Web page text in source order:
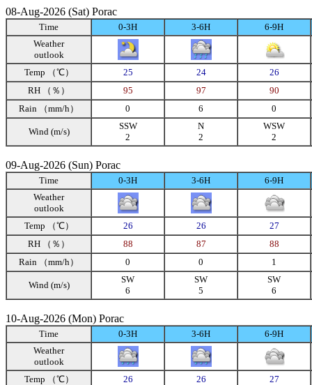
08-Aug-2026 (Sat) Porac
Time 0-3H 3-6H
6-9H
Weather
outlook
Temp （℃）
25 24
26
RH （％）
95 97
90
Rain （mm/h）
0 6 0
Wind (m/s)
SSW
2
N
2
WSW
2
09-Aug-2026 (Sun) Porac
Time 0-3H 3-6H
6-9H
Weather
outlook
Temp （℃）
26 26
27
RH （％）
88 87
88
Rain （mm/h）
0 0 1
Wind (m/s)
SW
6
SW
5
SW
6
10-Aug-2026 (Mon) Porac
Time 0-3H 3-6H
6-9H
Weather
outlook
Temp （℃）
26 26
27